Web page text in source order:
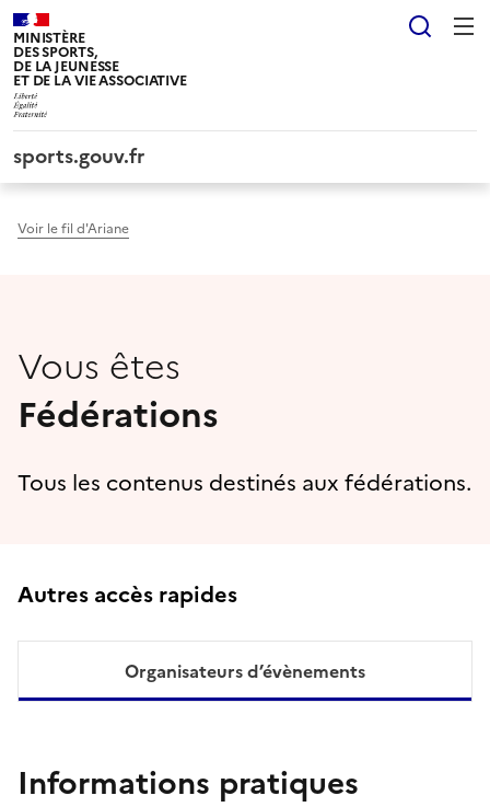
MINISTÈRE
DES SPORTS,
DE LA JEUNESSE
ET DE LA VIE ASSOCIATIVE
sports.gouv.fr
Voir le fil d'Ariane
Vous êtes
Fédérations
Tous les contenus destinés aux fédérations.
Autres accès rapides
Organisateurs d’évènements
Informations pratiques
Panneau de gestion des cookies tarteaucitron